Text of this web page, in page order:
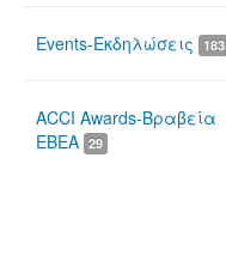
Events-Εκδηλώσεις 183
ACCI Awards-Βραβεία
ΕΒΕΑ 29